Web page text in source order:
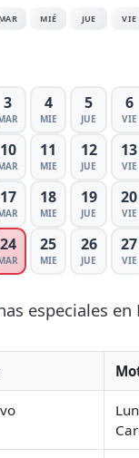
MIÉ JUE VIE
3 4
MIE
5
JUE
6
VIE
10 11
MIE
12
JUE
13
VIE
17 18
MIE
19
JUE
20
VIE
24 25
MIE
26
JUE
27
VIE
especiales en